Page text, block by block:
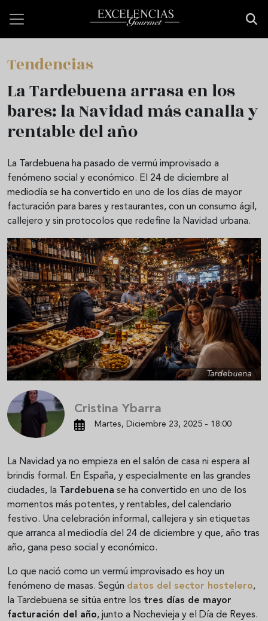
Tendencias
La Tardebuena arrasa en los
bares: la Navidad más canalla y
rentable del año
La Tardebuena ha pasado de vermú improvisado a
fenómeno social y económico. El 24 de diciembre al
mediodía se ha convertido en uno de los días de mayor
facturación para bares y restaurantes, con un consumo ágil,
callejero y sin protocolos que redefine la Navidad urbana.
Tardebuena
Cristina Ybarra
Martes, Diciembre 23, 2025 - 18:00
La Navidad ya no empieza en el salón de casa ni espera al
brindis formal. En España, y especialmente en las grandes
ciudades, la Tardebuena se ha convertido en uno de los
momentos más potentes, y rentables, del calendario
festivo. Una celebración informal, callejera y sin etiquetas
que arranca al mediodía del 24 de diciembre y que, año tras
año, gana peso social y económico.
Lo que nació como un vermú improvisado es hoy un
fenómeno de masas. Según datos del sector hostelero,
la Tardebuena se sitúa entre los tres días de mayor
facturación del año, junto a Nochevieja y el Día de Reyes.